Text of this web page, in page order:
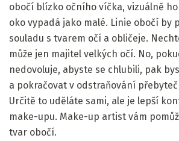
obočí blízko očního víčka, vizuálně
oko vypadá jako malé. Linie obočí by
souladu s tvarem očí a obličeje.
může jen majitel velkých očí. No,
nedovoluje, abyste se chlubili, pak
a pokračovat v odstraňování
Určitě to uděláte sami, ale je lepší
make-upu. Make-up artist vám
tvar obočí.